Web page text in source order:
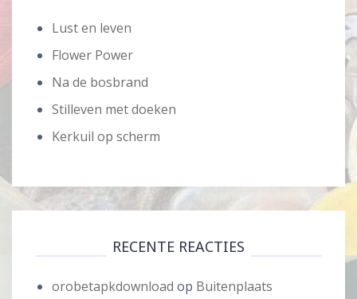
Lust en leven
Flower Power
Na de bosbrand
Stilleven met doeken
Kerkuil op scherm
RECENTE REACTIES
orobetapkdownload op Buitenplaats